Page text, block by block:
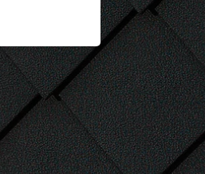
spôsobom